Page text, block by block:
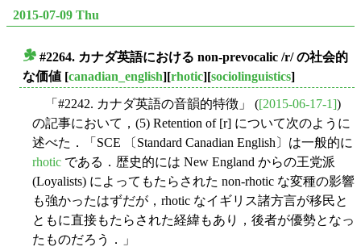
2015-07-09 Thu
#2264. カナダ英語における non-prevocalic /r/ の社会的
な価値 [canadian_english][rhotic][sociolinguistics]
「#2242. カナダ英語の音韻的特徴」 ([2015-06-17-1])
の記事において，(5) Retention of [r] について次のように
述べた．「SCE 〔Standard Canadian English〕は一般的に
rhotic である．歴史的には New England からの王党派
(Loyalists) によってもたらされた non-rhotic な変種の影響
も強かったはずだが，rhotic なイギリス諸方言が移民と
ともに直接もたらされた経緯もあり，後者が優勢となっ
たものだろう．」